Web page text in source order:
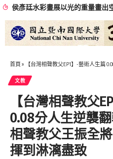
侯彥廷水彩畫展以光的重量畫出
首頁 » 【台灣相聲教父EP1】-藝術人生篇 0.08分人生逆襲翻
文教
【台灣相聲教父
0.08分人生逆襲
相聲教父王振全
揮到淋漓盡致